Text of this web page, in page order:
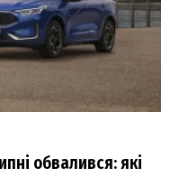
обвалився: які